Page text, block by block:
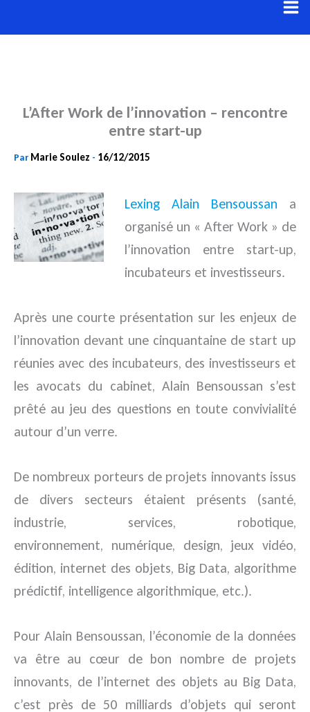
au
L’After Work de l’innovation – rencontre
entre start-up
Par Marie Soulez - 16/12/2015
Lexing Alain Bensoussan a
organisé un « After Work » de
l’innovation entre start-up,
incubateurs et investisseurs.
Après une courte présentation sur les enjeux de
l’innovation devant une cinquantaine de start up
réunies avec des incubateurs, des investisseurs et
les avocats du cabinet, Alain Bensoussan s’est
prêté au jeu des questions en toute convivialité
autour d’un verre.
De nombreux porteurs de projets innovants issus
de divers secteurs étaient présents (santé,
industrie, services, robotique,
environnement, numérique, design, jeux vidéo,
édition, internet des objets, Big Data, algorithme
prédictif, intelligence algorithmique, etc.).
Pour Alain Bensoussan, l’économie de la données
va être au cœur de bon nombre de projets
innovants, de l’internet des objets au Big Data,
c’est près de 50 milliards d’objets qui seront